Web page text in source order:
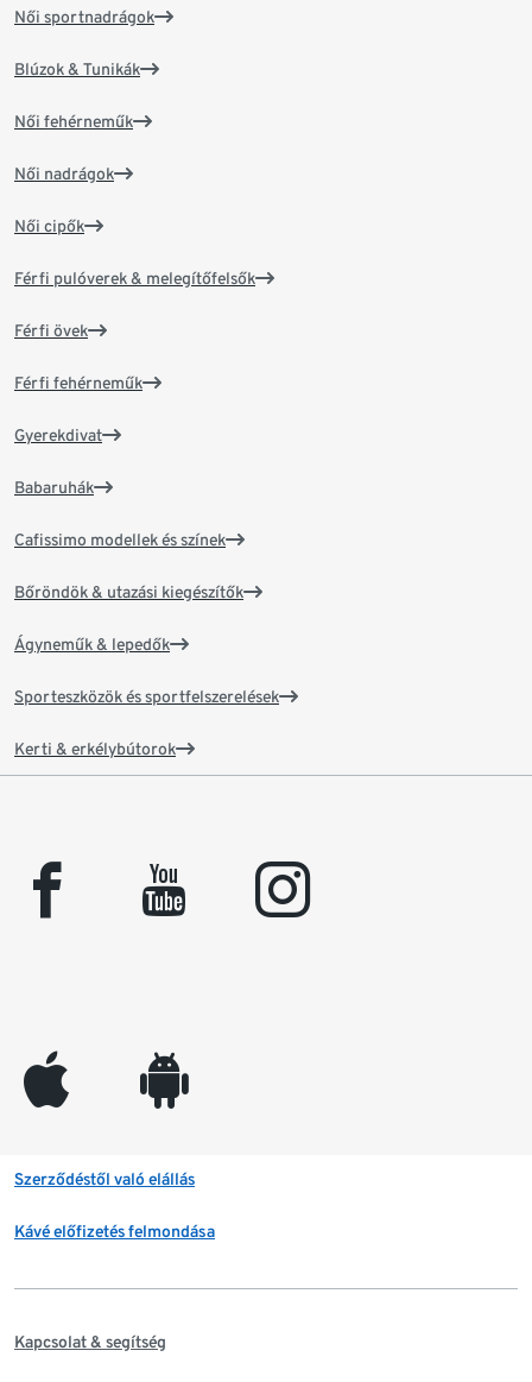
Női sportnadrágok
Blúzok & Tunikák
Női fehérneműk
Női nadrágok
Női cipők
Férfi pulóverek & melegítőfelsők
Férfi övek
Férfi fehérneműk
Gyerekdivat
Babaruhák
Cafissimo modellek és színek
Bőröndök & utazási kiegészítők
Ágyneműk & lepedők
Sporteszközök és sportfelszerelések
Kerti & erkélybútorok
facebook youtube instagram
appleinc android
Szerződéstől való elállás
Kávé előfizetés felmondása
Kapcsolat & segítség